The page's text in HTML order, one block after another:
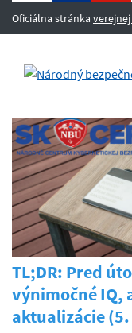
Oficiálna stránka verejnej
TL;DR: Pred
výnimočné IQ,
aktualizácie